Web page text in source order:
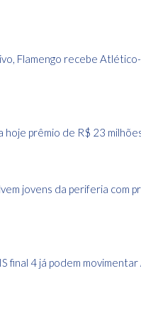
Flamengo recebe
hoje prêmio de R$ 23
jovens da periferia com
final 4 já podem movimentar